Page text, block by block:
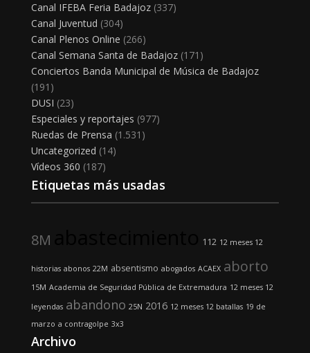
Canal IFEBA Feria Badajoz(337)
Canal Juventud (304)
Canal Plenos Online (266)
Canal Semana Santa de Badajoz(171)
Conciertos Banda Municipal de Música de Badajoz
(191)
DUSI (23)
Especiales y reportajes (977)
Ruedas de Prensa (1.531)
Uncategorized (14)
Vídeos 360 (187)
Etiquetas más usadas
8M 112 12 meses 12
historias abonos 22M absentismo abogados ACAEX aborto
15M Academia de Seguridad Pública de Extremadura 12 meses 12
leyendas abandono 25N 2016 12 meses 12 batallas 19 de
marzo a contragolpe 3x3
Archivo